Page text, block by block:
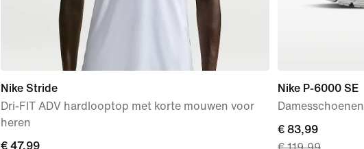
Nike Stride
Dri-FIT ADV hardlooptop met korte mouwen voor
heren
€ 47,99
€ 47,99
Nike P-6000 SE
Damesschoenen
current
€ 83,99